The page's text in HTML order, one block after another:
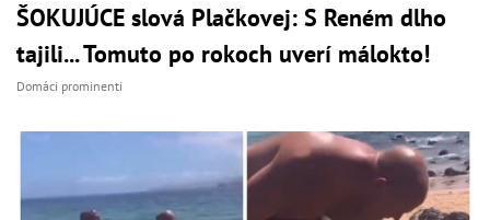
ŠOKUJÚCE slová Plačkovej: S Reném dlho
tajili... Tomuto po rokoch uverí málokto!
Domáci prominenti